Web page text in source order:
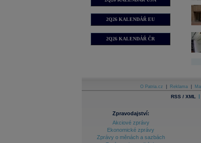
2Q26 KALENDÁŘ EU
2Q26 KALENDÁŘ ČR
O Patria.cz Reklama
RSS / XML |
Zpravodajství:
Akciové zprávy
Ekonomické zprávy
Zprávy o měnách a sazbách